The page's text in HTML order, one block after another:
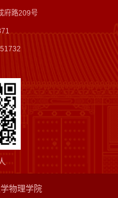
府路209号
物理学院